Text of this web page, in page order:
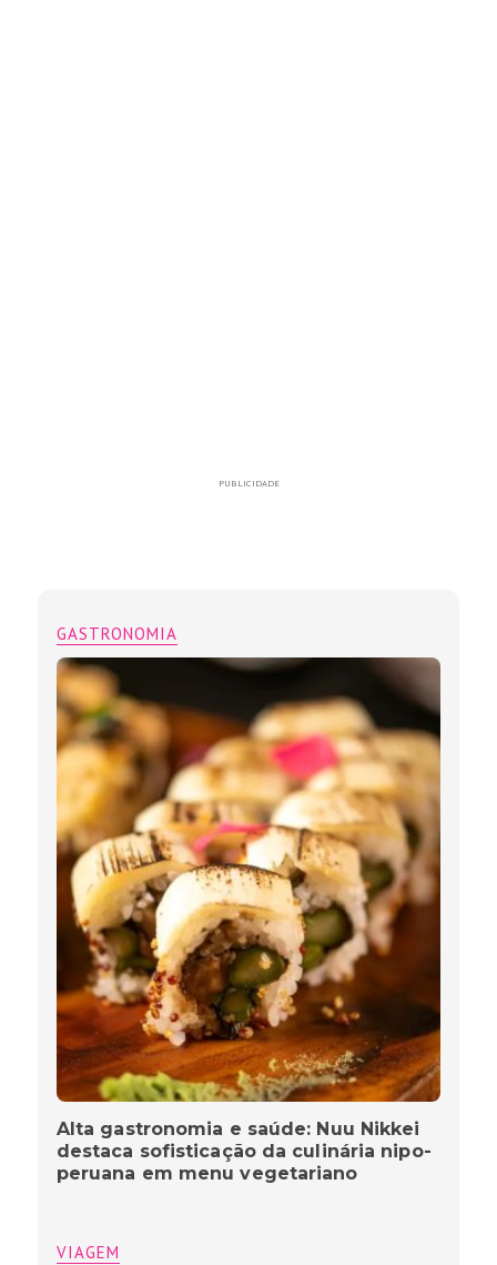
PUBLICIDADE
GASTRONOMIA
Alta gastronomia e saúde: Nuu Nikkei
destaca sofisticação da culinária nipo-
peruana em menu vegetariano
VIAGEM